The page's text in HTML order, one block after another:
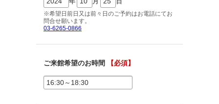
ご相談予約